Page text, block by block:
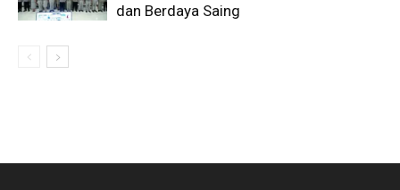
dan Berdaya Saing